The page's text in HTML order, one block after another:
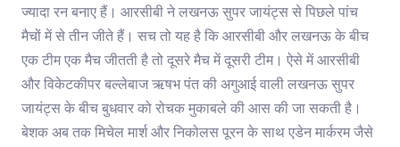
ज्यादा रन बनाए हैं। आरसीबी ने लखनऊ सुपर जायंट्स से पिछले पांच
मैचों में से तीन जीते हैं। सच तो यह है कि आरसीबी और लखनऊ के बीच
एक टीम एक मैच जीतती है तो दूसरे मैच में दूसरी टीम। ऐसे में आरसीबी
और विकेटकीपर बल्लेबाज ऋषभ पंत की अगुआई वाली लखनऊ सुपर
जायंट्स के बीच बुधवार को रोचक मुकाबले की आस की जा सकती है।
बेशक अब तक मिचेल मार्श और निकोलस पूरन के साथ एडेन मार्करम जैसे